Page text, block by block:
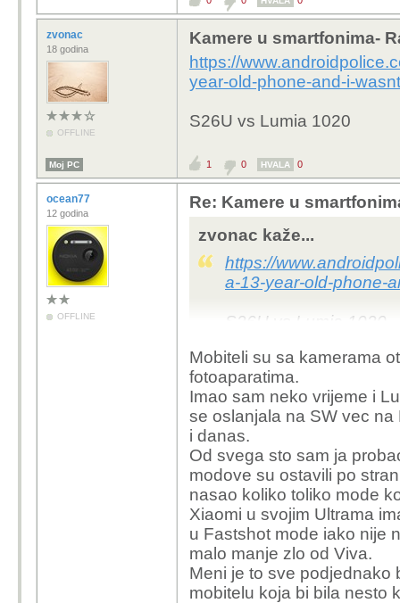
zvonac
18 godina
OFFLINE
Kamere u smartfonima-
https://
year-old-phone-and-i-
S26U vs Lumia 1020
Moj PC 1 0 HVALA 0
ocean77
12 godina
OFFLINE
Re: Kamere u
zvonac kaže...
https://
a-13-year-old-phone-
S26U vs Lumia 1020
Mobiteli su sa kamerama
fotoaparatima.
Imao sam neko vrijeme i
se oslanjala na SW vec
i danas.
Od svega sto sam ja
modove su ostavili po
nasao koliko toliko mode
Xiaomi u svojim Ultrama
u Fastshot mode iako nije
malo manje zlo od Viva.
Meni je to sve podjednako
mobitelu koja bi bila nesto